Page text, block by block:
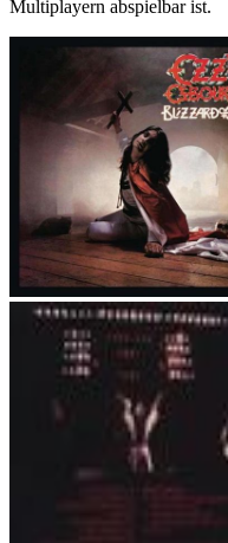
Multiplayern abspielbar ist.